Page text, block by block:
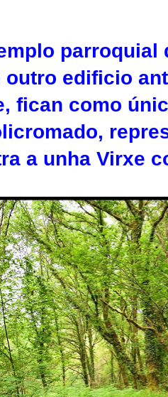
parroquial
edificio
fican como
a unha Virxe